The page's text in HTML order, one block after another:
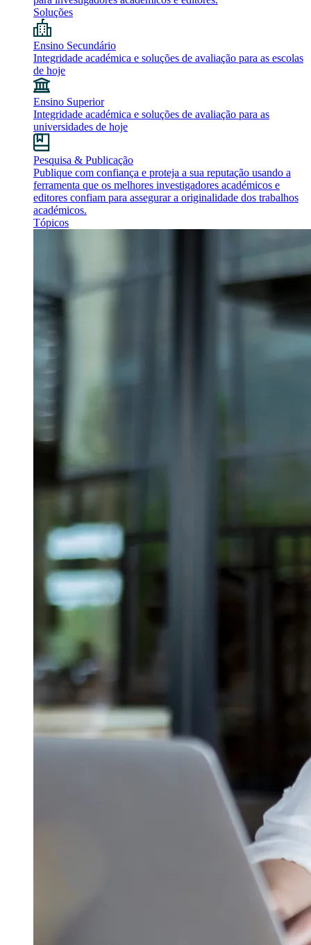
Soluções
Ensino Secundário
Integridade académica e soluções de avaliação para as escolas
de hoje
Ensino Superior
Integridade académica e soluções de avaliação para as
universidades de hoje
Pesquisa & Publicação
Publique com confiança e proteja a sua reputação usando a
ferramenta que os melhores investigadores académicos e
editores confiam para assegurar a originalidade dos trabalhos
académicos.
Tópicos